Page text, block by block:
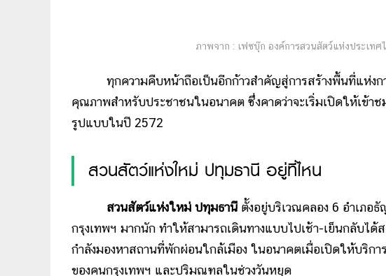
ภาพจาก : เฟซบุ๊ก องค์การสวนสัตว์แห่งประเท
ทุกความคืบหน้าถือเป็นอีกก้าวสำคัญสู่การสร้างพื้นที่แห่งกา
คุณภาพสำหรับประชาชนในอนาคต ซึ่งคาดว่าจะเริ่มเปิดให้เข้า
รูปแบบในปี 2572
สวนสัตว์แห่งใหม่ ปทุมธานี อยู่ที่ไหน
สวนสัตว์แห่งใหม่ ปทุมธานีตั้งอยู่บริเวณคลอง 6 อำเภอธั
กรุงเทพฯ มากนัก ทำให้สามารถเดินทางแบบไปเช้า-เย็นกลับได้
กำลังมองหาสถานที่พักผ่อนใกล้เมือง ในอนาคตเมื่อเปิดให้บริก
ของคนกรุงเทพฯ และปริมณฑลในช่วงวันหยุด